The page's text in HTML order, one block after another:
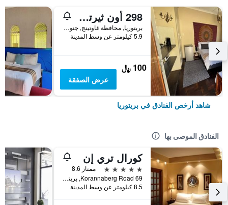
298 أون ثيرتي فورث
بريتوريا, محافظة غاوتينج, جنوب أفريقيا
5.9 كيلومتر عن وسط المدينة
100 ﷼
عرض الصفقة
شاهد أرخص الفنادق في بريتوريا
الفنادق الموصى بها
كورال تري إن
5 نجوم
ممتاز 8.6
69 Korannaberg Road, بريتوريا, محافظة غاوتينج, جنوب أفريقيا
8.5 كيلومتر عن وسط المدينة